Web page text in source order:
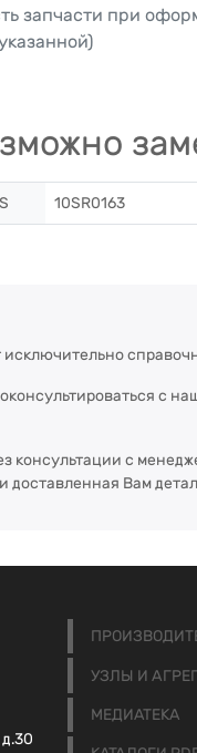
запчасти при
10SR0163
с
консультации с
Вам
УЗЛЫ И
МЕДИАТЕКА